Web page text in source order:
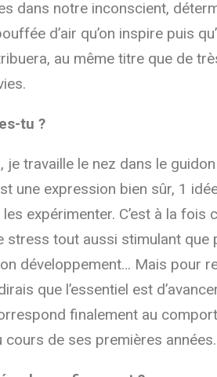
dans notre inconscient,
d’air qu’on inspire puis
au même titre que de
tu ?
je travaille le nez dans le
une expression bien sûr, 1
expérimenter. C’est à la
stress tout aussi stimulant
développement… Mais pour
que l’essentiel est
finalement au
cours de ses premières années.